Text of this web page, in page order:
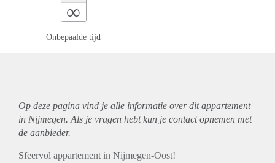
∞
Onbepaalde tijd
Op deze pagina vind je alle informatie over ditappartement
in Nijmegen. Als je vragen hebt kun je contact opnemen met
de aanbieder.
Sfeervol appartement in Nijmegen-Oost!